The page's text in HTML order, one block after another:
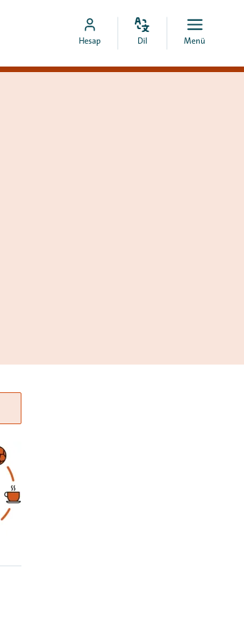
MyCOA
hesabına
Hesap
Dili
Dil
Aç
Menü